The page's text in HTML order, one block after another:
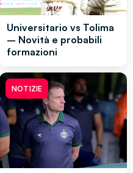
Universitario vs Tolima
– Novità e probabili
formazioni
NOTIZIE